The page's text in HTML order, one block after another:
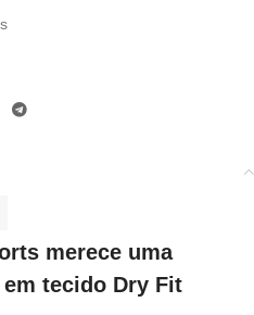
merece uma
tecido Dry Fit